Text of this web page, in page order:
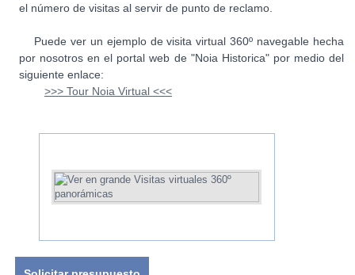
el número de visitas al servir de punto de reclamo.
Puede ver un ejemplo de visita virtual 360º navegable hecha
por nosotros en el portal web de "Noia Historica" por medio del
siguiente enlace:
>>> Tour Noia Virtual <<<